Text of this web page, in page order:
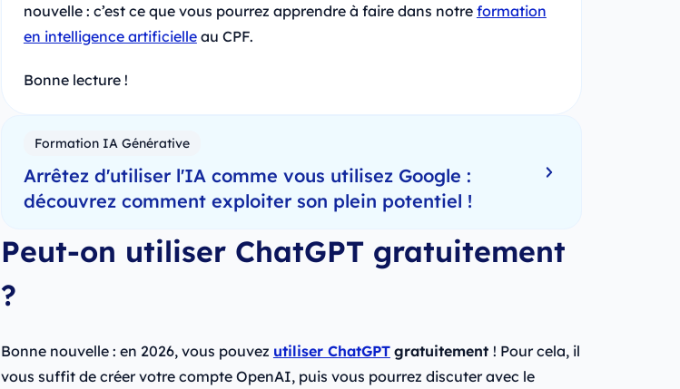
nouvelle : c’est ce que vous pourrez apprendre à faire dans notre formation
en intelligence artificielleau CPF.
Bonne lecture !
Formation IA Générative
Arrêtez d'utiliser l'IA comme vous utilisez Google :
découvrez comment exploiter son plein potentiel !
Peut-on utiliser ChatGPT gratuitement
?
Bonne nouvelle : en 2026, vous pouvez utiliser ChatGPT gratuitement ! Pour cela, il
vous suffit de créer votre compte OpenAI, puis vous pourrez discuter avec le